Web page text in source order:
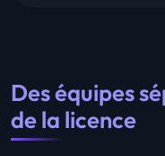
Des équipes
de la licence